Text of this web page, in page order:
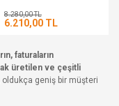
8.280,00 TL
6.210,00 TL
faturaların
üretilen ve çeşitli
oldukça geniş bir müşteri